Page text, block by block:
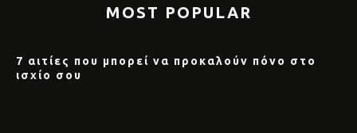
MOST POPULAR
7 αιτίες που μπορεί να προκαλούν πόνο στο
ισχίο σου